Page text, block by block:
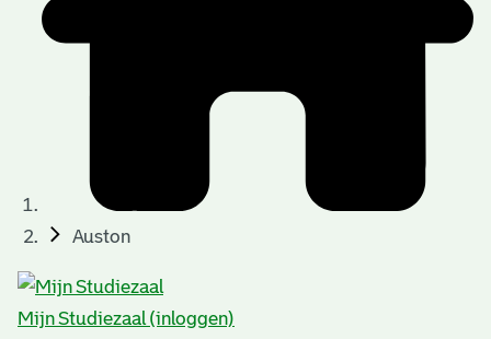
Auston
Mijn Studiezaal (inloggen)